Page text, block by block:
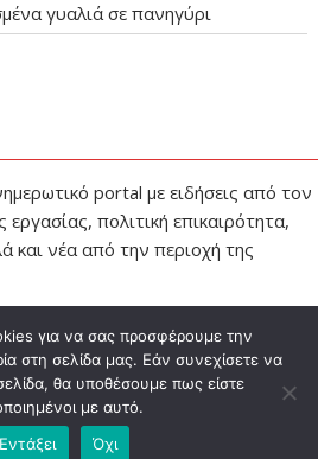
γυαλιά σε πανηγύρι
portal με ειδήσεις από τον
εργασίας, πολιτική επικαιρότητα,
και νέα από την περιοχή της
by IMPEL
για να σας προσφέρουμε την
στη σελίδα μας. Εάν συνεχίσετε να
θα υποθέσουμε πως είστε
με αυτό.
Εντάξει
Όχι